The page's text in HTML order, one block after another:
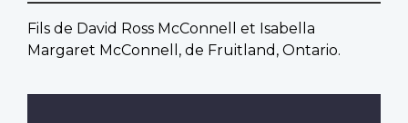
Fils de David Ross McConnell et Isabella
Margaret McConnell, de Fruitland, Ontario.